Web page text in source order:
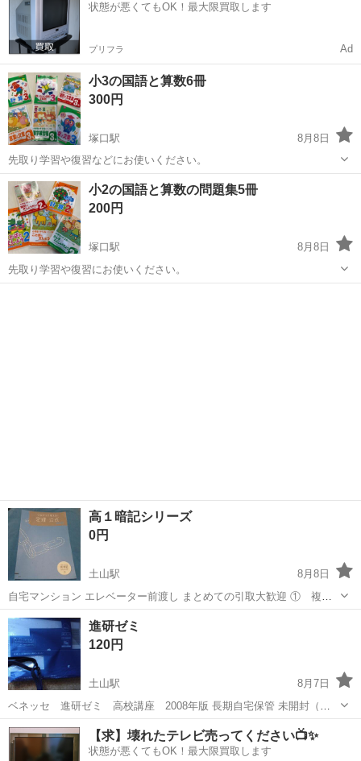
状態が悪くてもOK！最大限買取します
プリフラ Ad
小3の国語と算数6冊
300円
塚口駅
8月8日
先取り学習や復習などにお使いください。
兵庫 尼崎市 塚口駅 参考書 算数
小2の国語と算数の問題集5冊
200円
塚口駅
8月8日
先取り学習や復習にお使いください。
高１暗記シリーズ
0円
土山駅
8月8日
自宅マンション エレベーター前渡し まとめての引取大歓迎 ① 複数
希望の際は、一つ目だけ取引可能な日をいくつかお知らせください
② 全てのお品に定型文で良いので入れてください
兵庫 明石市 土山駅
進研ゼミ
120円
土山駅
8月7日
ベネッセ 進研ゼミ 高校講座 2008年版 長期自宅保管 未開封（お
渡し時に開封し、宛名などの紙を取ります） どんなものか見てみたい
方に 同じく進研ゼミの英数国の問題集を おまけにつけます 以下すべ
て確認の上、メッセー...
兵庫 明石市 土山駅 参考書
【求】壊れたテレビ売ってください📺✨
状態が悪くてもOK！最大限買取します